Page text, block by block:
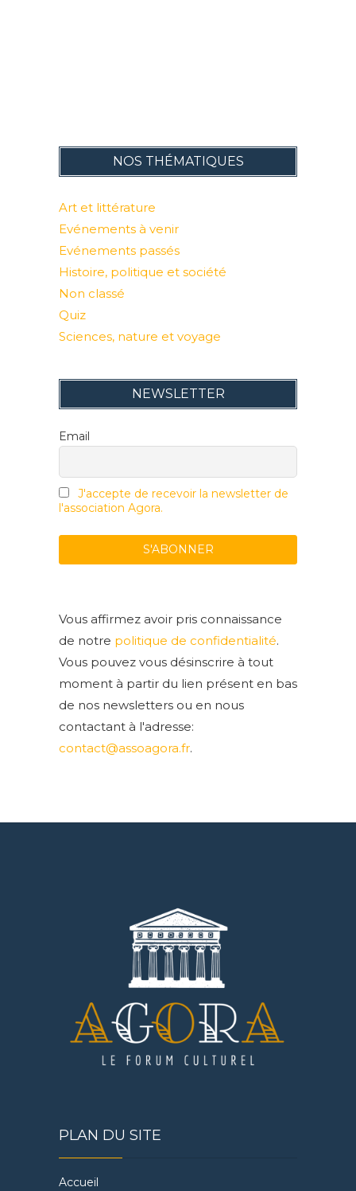
NOS THÉMATIQUES
Art et littérature
Evénements à venir
Evénements passés
Histoire, politique et société
Non classé
Quiz
Sciences, nature et voyage
NEWSLETTER
Email
J'accepte de recevoir la newsletter de
l'association Agora.
Vous affirmez avoir pris connaissance
de notre politique de confidentialité.
Vous pouvez vous désinscrire à tout
moment à partir du lien présent en bas
de nos newsletters ou en nous
contactant à l'adresse:
contact@assoagora.fr.
PLAN DU SITE
Accueil